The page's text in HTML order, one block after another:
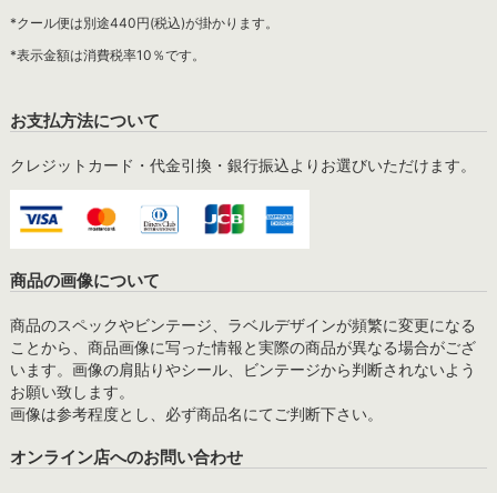
*クール便は別途440円(税込)が掛かります。
*表示金額は消費税率10％です。
お支払方法について
クレジットカード・代金引換・銀行振込よりお選びいただけます。
商品の画像について
商品のスペックやビンテージ、ラベルデザインが頻繁に変更になる
ことから、商品画像に写った情報と実際の商品が異なる場合がござ
います。画像の肩貼りやシール、ビンテージから判断されないよう
お願い致します。
画像は参考程度とし、必ず商品名にてご判断下さい。
オンライン店へのお問い合わせ